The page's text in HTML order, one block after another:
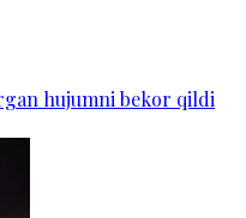
hujumni bekor qildi